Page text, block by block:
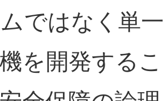
ではなく単
を開発する